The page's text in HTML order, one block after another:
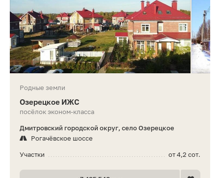
Родные земли
Озерецкое ИЖС
посёлок эконом-класса
Дмитровский городской округ, село Озерецкое
Рогачёвское шоссе
от 4,2 сот.
Участки